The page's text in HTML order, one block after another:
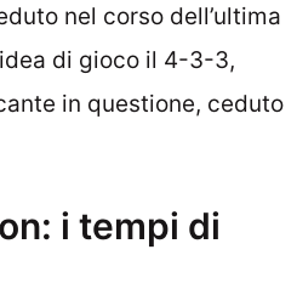
nel corso dell’ultima
di gioco il 4-3-3,
in questione, ceduto
i tempi di